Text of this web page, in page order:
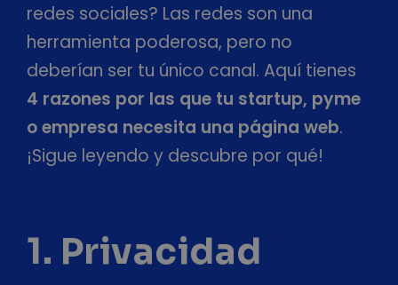
redes sociales? Las redes son una
herramienta poderosa, pero no
deberían ser tu único canal. Aquí tienes
4 razones por las que tu startup, pyme
o empresa necesita una página web.
¡Sigue leyendo y descubre por qué!
1. Privacidad